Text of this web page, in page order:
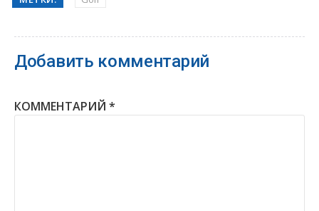
Добавить комментарий
КОММЕНТАРИЙ *